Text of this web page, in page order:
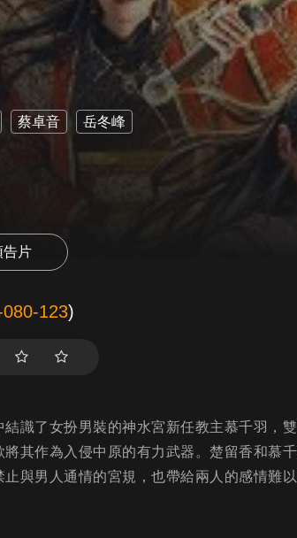
蔡卓音 岳冬峰
告片
123)
識了女扮男裝的神水宮新任教主慕千羽，
其作為入侵中原的有力武器。楚留香和慕
與男人通情的宮規，也帶給兩人的感情難以